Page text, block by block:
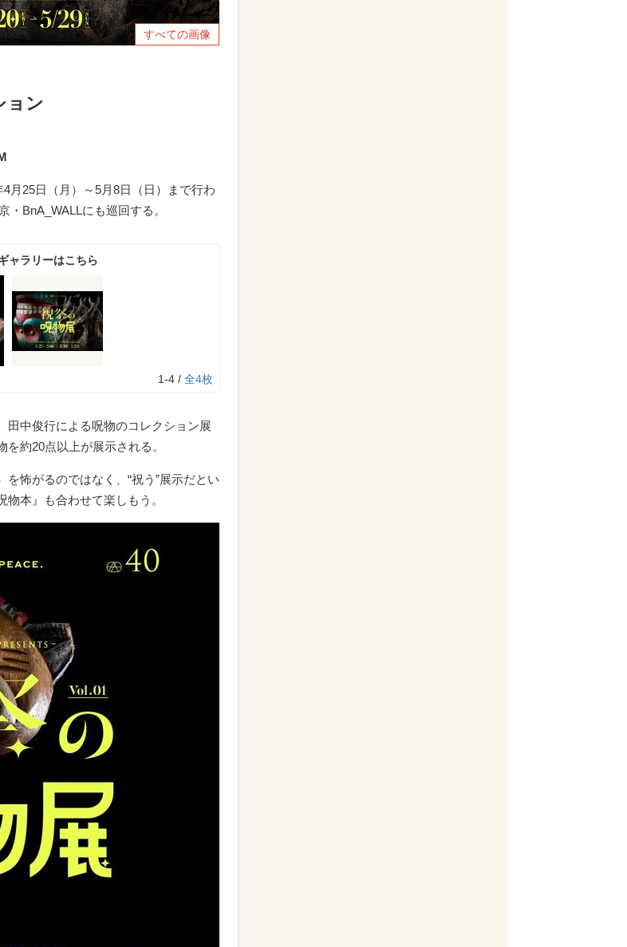
すべての画像
ョン
月25日（月）～5月8日（日）まで行わ
BnA_WALLにも巡回する。
ャラリーはこちら
1-4 / 全4枚
田中俊行による呪物のコレクション展
約20点以上が展示される。
怖がるのではなく、“祝う”展示だとい
本』も合わせて楽しもう。